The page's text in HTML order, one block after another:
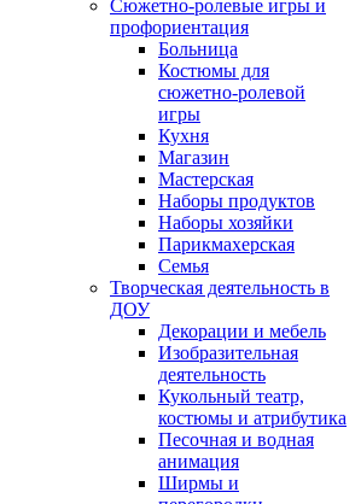
Сюжетно-ролевые игры и
профориентация
Больница
Костюмы для
сюжетно-ролевой
игры
Кухня
Магазин
Мастерская
Наборы продуктов
Наборы хозяйки
Парикмахерская
Семья
Творческая деятельность в
ДОУ
Декорации и мебель
Изобразительная
деятельность
Кукольный театр,
костюмы и атрибутика
Песочная и водная
анимация
Ширмы и